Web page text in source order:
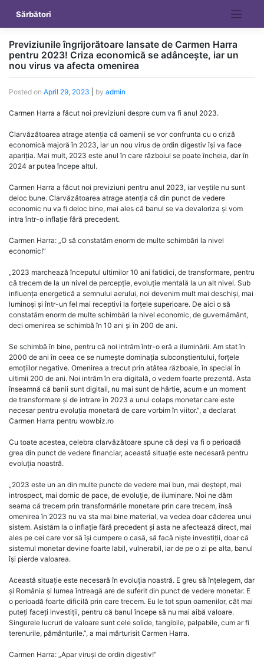
content
Sărbători
Previziunile îngrijorătoare lansate de Carmen Harra
pentru 2023! Criza economică se adâncește, iar un
nou virus va afecta omenirea
Posted on April 29, 2023 by admin
Carmen Harra a făcut noi previziuni despre cum va fi anul 2023.
Clarvăzătoarea atrage atenția că oamenii se vor confrunta cu o criză
economică majoră în 2023, iar un nou virus de ordin digestiv își va face
apariția. Mai mult, 2023 este anul în care războiul se poate încheia, dar în
2024 ar putea începe altul.
Carmen Harra a făcut noi previziuni pentru anul 2023, iar veștile nu sunt
deloc bune. Clarvăzătoarea atrage atenția că din punct de vedere
economic nu va fi deloc bine, mai ales că banul se va devaloriza și vom
intra într-o inflație fără precedent.
Carmen Harra: „O să constatăm enorm de multe schimbări la nivel
economic!”
„2023 marchează începutul ultimilor 10 ani fatidici, de transformare, pentru
că trecem de la un nivel de percepție, evoluție mentală la un alt nivel. Sub
influența energetică a semnului aerului, noi devenim mult mai deschiși, mai
luminoși și într-un fel mai receptivi la forțele superioare. De aici o să
constatăm enorm de multe schimbări la nivel economic, de guvernământ,
deci omenirea se schimbă în 10 ani și în 200 de ani.
Se schimbă în bine, pentru că noi intrăm într-o eră a iluminării. Am stat în
2000 de ani în ceea ce se numește dominația subconștientului, forțele
emoțiilor negative. Omenirea a trecut prin atâtea războaie, în special în
ultimii 200 de ani. Noi intrăm în era digitală, o vedem foarte prezentă. Asta
înseamnă că banii sunt digitali, nu mai sunt de hârtie, acum e un moment
de transformare și de intrare în 2023 a unui colaps monetar care este
necesar pentru evoluția monetară de care vorbim în viitor.”, a declarat
Carmen Harra pentru wowbiz.ro
Cu toate acestea, celebra clarvăzătoare spune că deși va fi o perioadă
grea din punct de vedere financiar, această situație este necesară pentru
evoluția noastră.
„2023 este un an din multe puncte de vedere mai bun, mai deștept, mai
introspect, mai dornic de pace, de evoluție, de iluminare. Noi ne dăm
seama că trecem prin transformările monetare prin care trecem, însă
omenirea în 2023 nu va sta mai bine material, va vedea doar căderea unui
sistem. Asistăm la o inflație fără precedent și asta ne afectează direct, mai
ales pe cei care vor să își cumpere o casă, să facă niște investiții, doar că
sistemul monetar devine foarte labil, vulnerabil, iar de pe o zi pe alta, banul
își pierde valoarea.
Această situație este necesară în evoluția noastră. E greu să înțelegem, dar
și România și lumea întreagă are de suferit din punct de vedere monetar. E
o perioadă foarte dificilă prin care trecem. Eu le tot spun oamenilor, cât mai
puteți faceți investiții, pentru că banul începe să nu mai aibă valoare.
Singurele lucruri de valoare sunt cele solide, tangibile, palpabile, cum ar fi
terenurile, pământurile.”, a mai mărturisit Carmen Harra.
Carmen Harra: „Apar viruși de ordin digestiv!”